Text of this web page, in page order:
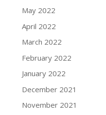
May 2022
April 2022
March 2022
February 2022
January 2022
December 2021
November 2021